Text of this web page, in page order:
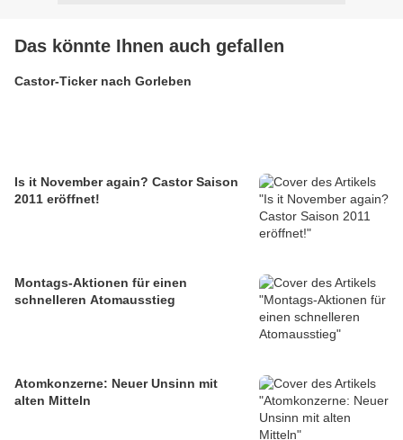
Das könnte Ihnen auch gefallen
Castor-Ticker nach Gorleben
Is it November again? Castor Saison
2011 eröffnet!
Montags-Aktionen für einen
schnelleren Atomausstieg
Atomkonzerne: Neuer Unsinn mit
alten Mitteln